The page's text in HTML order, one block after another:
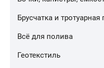
Брусчатка и тротуарная
Всё для полива
Геотекстиль